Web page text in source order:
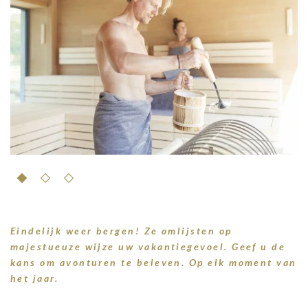
Eindelijk weer bergen! Ze omlijsten op
majestueuze wijze uw vakantiegevoel. Geef u de
kans om avonturen te beleven. Op elk moment van
het jaar.